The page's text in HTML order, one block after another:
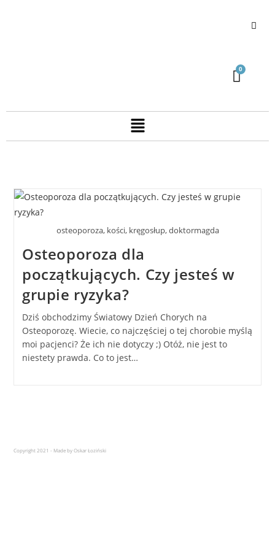
osteoporoza, kości, kręgosłup, doktormagda
Osteoporoza dla
początkujących. Czy jesteś w
grupie ryzyka?
Dziś obchodzimy Światowy Dzień Chorych na
Osteoporozę. Wiecie, co najczęściej o tej chorobie myślą
moi pacjenci? Że ich nie dotyczy ;) Otóż, nie jest to
niestety prawda. Co to jest…
Copyright 2021 - Made by Oskar Łoziński